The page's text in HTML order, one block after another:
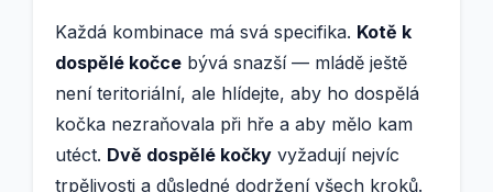
Každá kombinace má svá specifika. Kotě k
dospělé kočce bývá snazší — mládě ještě
není teritoriální, ale hlídejte, aby ho dospělá
kočka nezraňovala při hře a aby mělo kam
utéct. Dvě dospělé kočky vyžadují nejvíc
trpělivosti a důsledné dodržení všech kroků.